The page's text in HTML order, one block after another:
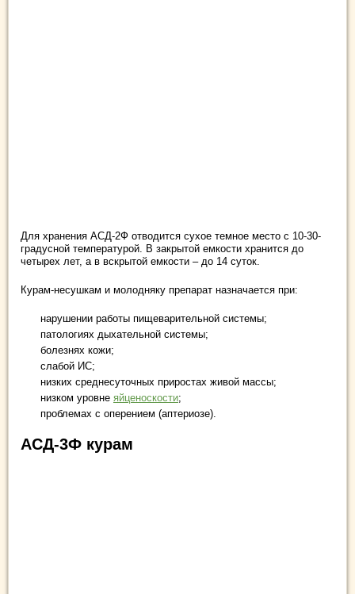
Для хранения АСД-2Ф отводится сухое темное место с 10-30-
градусной температурой. В закрытой емкости хранится до
четырех лет, а в вскрытой емкости – до 14 суток.
Курам-несушкам и молодняку препарат назначается при:
нарушении работы пищеварительной системы;
патологиях дыхательной системы;
болезнях кожи;
слабой ИС;
низких среднесуточных приростах живой массы;
низком уровне яйценоскости;
проблемах с оперением (аптериозе).
АСД-3Ф курам